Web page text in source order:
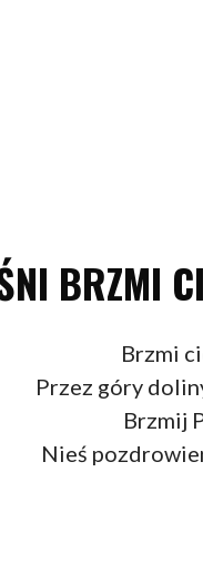
BRZMI
Brzmi
Przez góry
Brzmij
Nieś